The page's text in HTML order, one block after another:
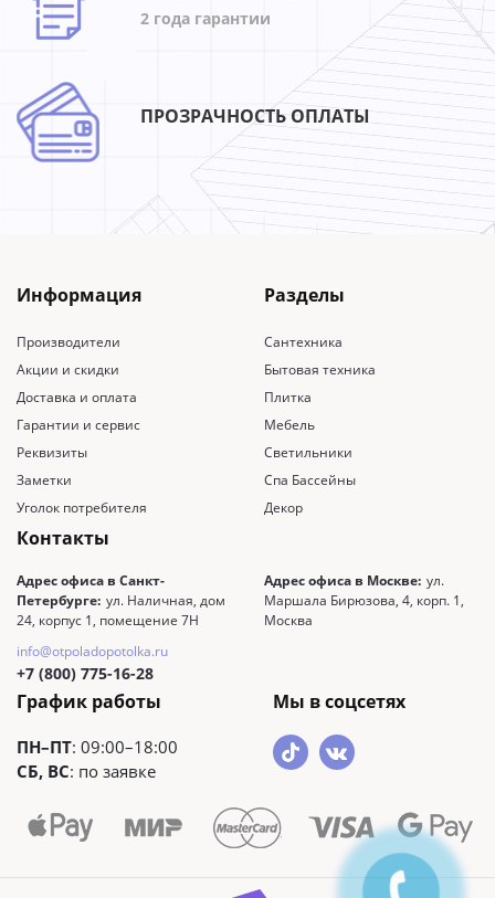
2 года гарантии
ПРОЗРАЧНОСТЬ ОПЛАТЫ
Информация
Производители
Акции и скидки
Доставка и оплата
Гарантии и сервис
Реквизиты
Заметки
Уголок потребителя
Разделы
Сантехника
Бытовая техника
Плитка
Мебель
Светильники
Спа Бассейны
Декор
Контакты
Адрес офиса в Санкт-
Петербурге: ул. Наличная, дом
24, корпус 1, помещение 7Н
Адрес офиса в Москве: ул.
Маршала Бирюзова, 4, корп. 1,
Москва
info@otpoladopotolka.ru
+7 (800) 775-16-28
График работы
ПН–ПТ: 09:00–18:00
СБ, ВС: по заявке
Мы в соцсетях